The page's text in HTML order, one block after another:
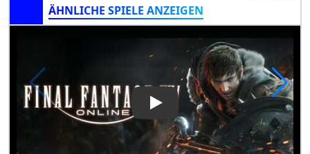
ÄHNLICHE SPIELE ANZEIGEN
Play Video: FINAL FANTASY